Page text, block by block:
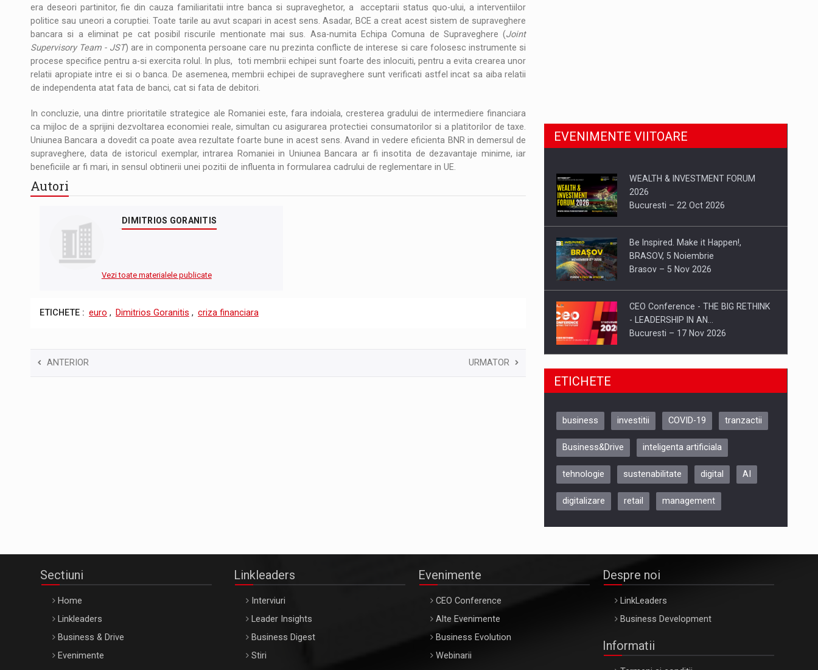
era deseori partinitor, fie din cauza familiaritatii intre banca si supraveghetor, a acceptarii status quo-ului, a interventiilor
politice sau uneori a coruptiei. Toate tarile au avut scapari in acest sens. Asadar, BCE a creat acest sistem de supraveghere
bancara si a eliminat pe cat posibil riscurile mentionate mai sus. Asa-numita Echipa Comuna de Supraveghere (Joint
Supervisory Team - JST) are in componenta persoane care nu prezinta conflicte de interese si care folosesc instrumente si
procese specifice pentru a-si exercita rolul. In plus, toti membrii echipei sunt foarte des inlocuiti, pentru a evita crearea unor
relatii apropiate intre ei si o banca. De asemenea, membrii echipei de supraveghere sunt verificati astfel incat sa aiba relatii
de independenta atat fata de banci, cat si fata de debitori.
In concluzie, una dintre prioritatile strategice ale Romaniei este, fara indoiala, cresterea gradului de intermediere financiara
ca mijloc de a sprijini dezvoltarea economiei reale, simultan cu asigurarea protectiei consumatorilor si a platitorilor de taxe.
Uniunea Bancara a dovedit ca poate avea rezultate foarte bune in acest sens. Avand in vedere eficienta BNR in demersul de
supraveghere, data de istoricul exemplar, intrarea Romaniei in Uniunea Bancara ar fi insotita de dezavantaje minime, iar
beneficiile ar fi mari, in sensul obtinerii unei pozitii de influenta in formularea cadrului de reglementare in UE.
Autori
DIMITRIOS GORANITIS
Vezi toate materialele publicate
ETICHETE : euro , Dimitrios Goranitis , criza financiara
ANTERIOR URMATOR
EVENIMENTE VIITOARE
WEALTH & INVESTMENT FORUM
2026
Bucuresti – 22 Oct 2026
Be Inspired. Make it Happen!,
BRASOV, 5 Noiembrie
Brasov – 5 Nov 2026
CEO Conference - THE BIG RETHINK
- LEADERSHIP IN AN…
Bucuresti – 17 Nov 2026
Be Inspired. Make it Happen!, CLUJ, 9
ARTEMIS LETO, ORADEA, 8
Oradea – 8 Oct 2026
ETICHETE
business investitii COVID-19 tranzactii
Business&Drive inteligenta artificiala
tehnologie sustenabilitate digital AI
digitalizare retail management
Sectiuni
Home
Linkleaders
Business & Drive
Evenimente
Linkleaders
Interviuri
Leader Insights
Business Digest
Stiri
Evenimente
CEO Conference
Alte Evenimente
Business Evolution
Webinarii
Despre noi
LinkLeaders
Business Development
Informatii